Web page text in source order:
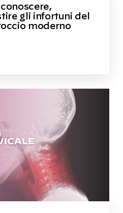
gli infortuni del
moderno